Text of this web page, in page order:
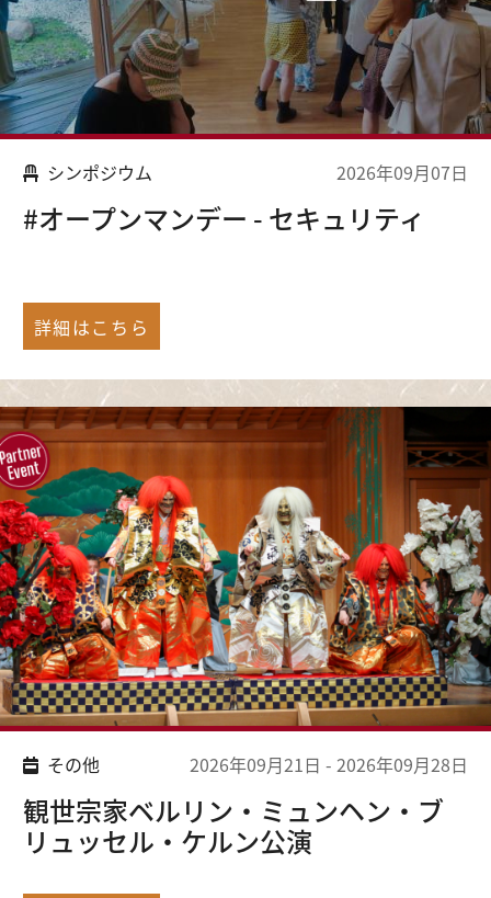
シンポジウム 2026年09月07日
#オープンマンデー - セキュリティ
詳細はこちら
その他 2026年09月21日 - 2026年09月28日
観世宗家ベルリン・ミュンヘン・ブ
リュッセル・ケルン公演